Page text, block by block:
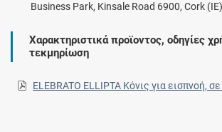
Business Park, Kinsale Road 6900, Cork (IE)
Χαρακτηριστικά προϊοντος, οδηγίες
τεκμηρίωση
ELEBRATO ELLIPTA Κόνις για εισπνοή,